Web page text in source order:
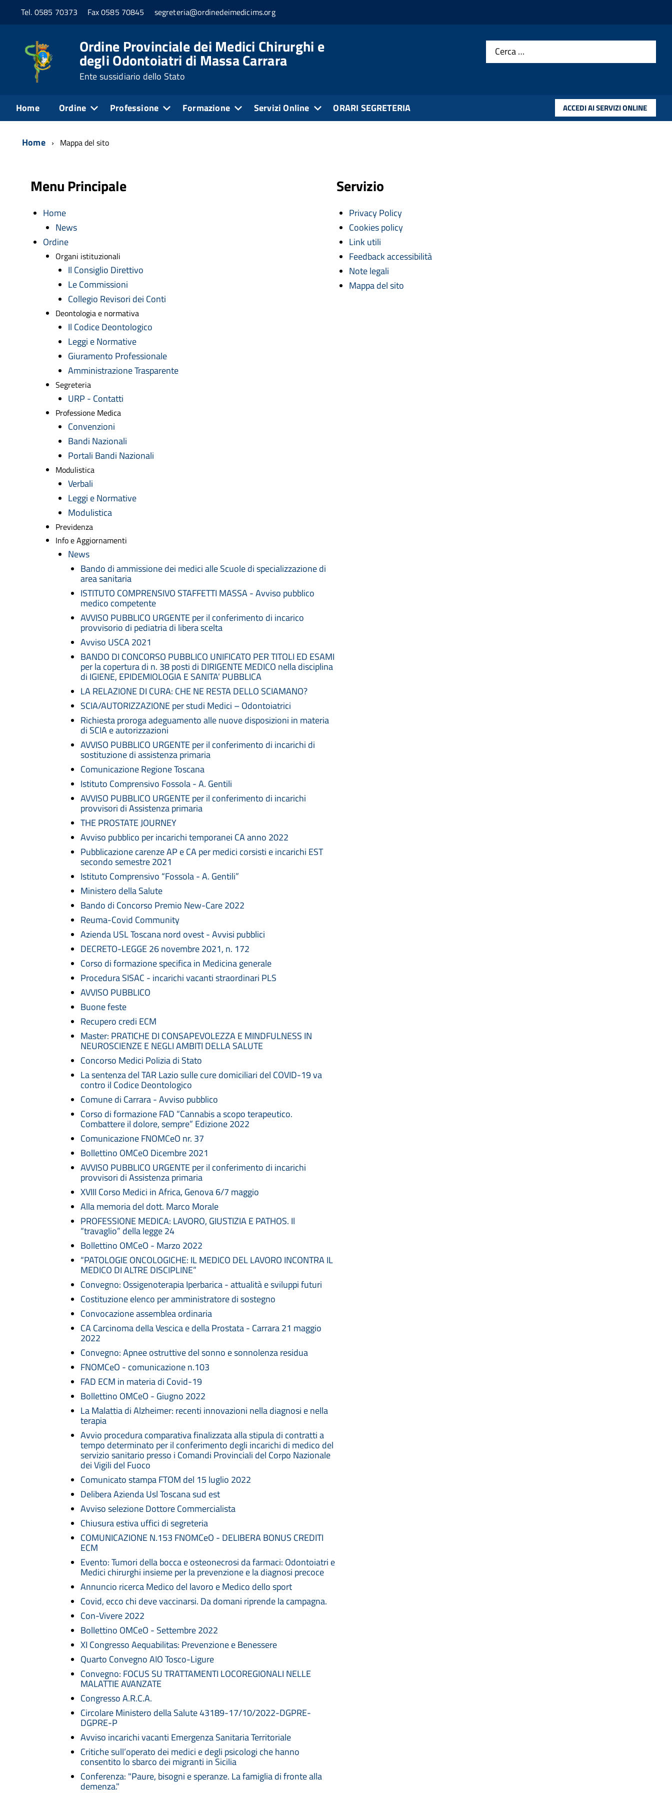
Tel. 0585 70373 Fax 0585 70845 segreteria@ordinedeimedicims.org
Ordine Provinciale dei Medici Chirurghi e
degli Odontoiatri di Massa Carrara
Ente sussidiario dello Stato
Cerca …
Home Ordine Professione Formazione Servizi Online ORARI SEGRETERIA ACCEDI AI SERVIZI ONLINE
Home Mappa del sito
Menu Principale
Home
News
Ordine
Organi istituzionali
Il Consiglio Direttivo
Le Commissioni
Collegio Revisori dei Conti
Deontologia e normativa
Il Codice Deontologico
Leggi e Normative
Giuramento Professionale
Amministrazione Trasparente
Segreteria
URP - Contatti
Professione Medica
Convenzioni
Bandi Nazionali
Portali Bandi Nazionali
Modulistica
Verbali
Leggi e Normative
Modulistica
Previdenza
Info e Aggiornamenti
News
Bando di ammissione dei medici alle Scuole di specializzazione di
area sanitaria
ISTITUTO COMPRENSIVO STAFFETTI MASSA - Avviso pubblico
medico competente
AVVISO PUBBLICO URGENTE per il conferimento di incarico
provvisorio di pediatria di libera scelta
Avviso USCA 2021
BANDO DI CONCORSO PUBBLICO UNIFICATO PER TITOLI ED ESAMI
per la copertura di n. 38 posti di DIRIGENTE MEDICO nella disciplina
di IGIENE, EPIDEMIOLOGIA E SANITA’ PUBBLICA
LA RELAZIONE DI CURA: CHE NE RESTA DELLO SCIAMANO?
SCIA/AUTORIZZAZIONE per studi Medici – Odontoiatrici
Richiesta proroga adeguamento alle nuove disposizioni in materia
di SCIA e autorizzazioni
AVVISO PUBBLICO URGENTE per il conferimento di incarichi di
sostituzione di assistenza primaria
Comunicazione Regione Toscana
Istituto Comprensivo Fossola - A. Gentili
AVVISO PUBBLICO URGENTE per il conferimento di incarichi
provvisori di Assistenza primaria
THE PROSTATE JOURNEY
Avviso pubblico per incarichi temporanei CA anno 2022
Pubblicazione carenze AP e CA per medici corsisti e incarichi EST
secondo semestre 2021
Istituto Comprensivo “Fossola - A. Gentili”
Ministero della Salute
Bando di Concorso Premio New-Care 2022
Reuma-Covid Community
Azienda USL Toscana nord ovest - Avvisi pubblici
DECRETO-LEGGE 26 novembre 2021, n. 172
Corso di formazione specifica in Medicina generale
Procedura SISAC - incarichi vacanti straordinari PLS
AVVISO PUBBLICO
Buone feste
Recupero credi ECM
Master: PRATICHE DI CONSAPEVOLEZZA E MINDFULNESS IN
NEUROSCIENZE E NEGLI AMBITI DELLA SALUTE
Concorso Medici Polizia di Stato
La sentenza del TAR Lazio sulle cure domiciliari del COVID-19 va
contro il Codice Deontologico
Comune di Carrara - Avviso pubblico
Corso di formazione FAD “Cannabis a scopo terapeutico.
Combattere il dolore, sempre” Edizione 2022
Comunicazione FNOMCeO nr. 37
Bollettino OMCeO Dicembre 2021
AVVISO PUBBLICO URGENTE per il conferimento di incarichi
provvisori di Assistenza primaria
XVIII Corso Medici in Africa, Genova 6/7 maggio
Alla memoria del dott. Marco Morale
PROFESSIONE MEDICA: LAVORO, GIUSTIZIA E PATHOS. Il
“travaglio” della legge 24
Bollettino OMCeO - Marzo 2022
“PATOLOGIE ONCOLOGICHE: IL MEDICO DEL LAVORO INCONTRA IL
MEDICO DI ALTRE DISCIPLINE”
Convegno: Ossigenoterapia Iperbarica - attualità e sviluppi futuri
Costituzione elenco per amministratore di sostegno
Convocazione assemblea ordinaria
CA Carcinoma della Vescica e della Prostata - Carrara 21 maggio
2022
Convegno: Apnee ostruttive del sonno e sonnolenza residua
FNOMCeO - comunicazione n.103
FAD ECM in materia di Covid-19
Bollettino OMCeO - Giugno 2022
La Malattia di Alzheimer: recenti innovazioni nella diagnosi e nella
terapia
Avvio procedura comparativa finalizzata alla stipula di contratti a
tempo determinato per il conferimento degli incarichi di medico del
servizio sanitario presso i Comandi Provinciali del Corpo Nazionale
dei Vigili del Fuoco
Comunicato stampa FTOM del 15 luglio 2022
Delibera Azienda Usl Toscana sud est
Avviso selezione Dottore Commercialista
Chiusura estiva uffici di segreteria
COMUNICAZIONE N.153 FNOMCeO - DELIBERA BONUS CREDITI
ECM
Evento: Tumori della bocca e osteonecrosi da farmaci: Odontoiatri e
Medici chirurghi insieme per la prevenzione e la diagnosi precoce
Annuncio ricerca Medico del lavoro e Medico dello sport
Covid, ecco chi deve vaccinarsi. Da domani riprende la campagna.
Con-Vivere 2022
Bollettino OMCeO - Settembre 2022
XI Congresso Aequabilitas: Prevenzione e Benessere
Quarto Convegno AIO Tosco-Ligure
Convegno: FOCUS SU TRATTAMENTI LOCOREGIONALI NELLE
MALATTIE AVANZATE
Congresso A.R.C.A.
Circolare Ministero della Salute 43189-17/10/2022-DGPRE-
DGPRE-P
Avviso incarichi vacanti Emergenza Sanitaria Territoriale
Critiche sull’operato dei medici e degli psicologi che hanno
consentito lo sbarco dei migranti in Sicilia
Conferenza: "Paure, bisogni e speranze. La famiglia di fronte alla
demenza."
Servizio
Privacy Policy
Cookies policy
Link utili
Feedback accessibilità
Note legali
Mappa del sito